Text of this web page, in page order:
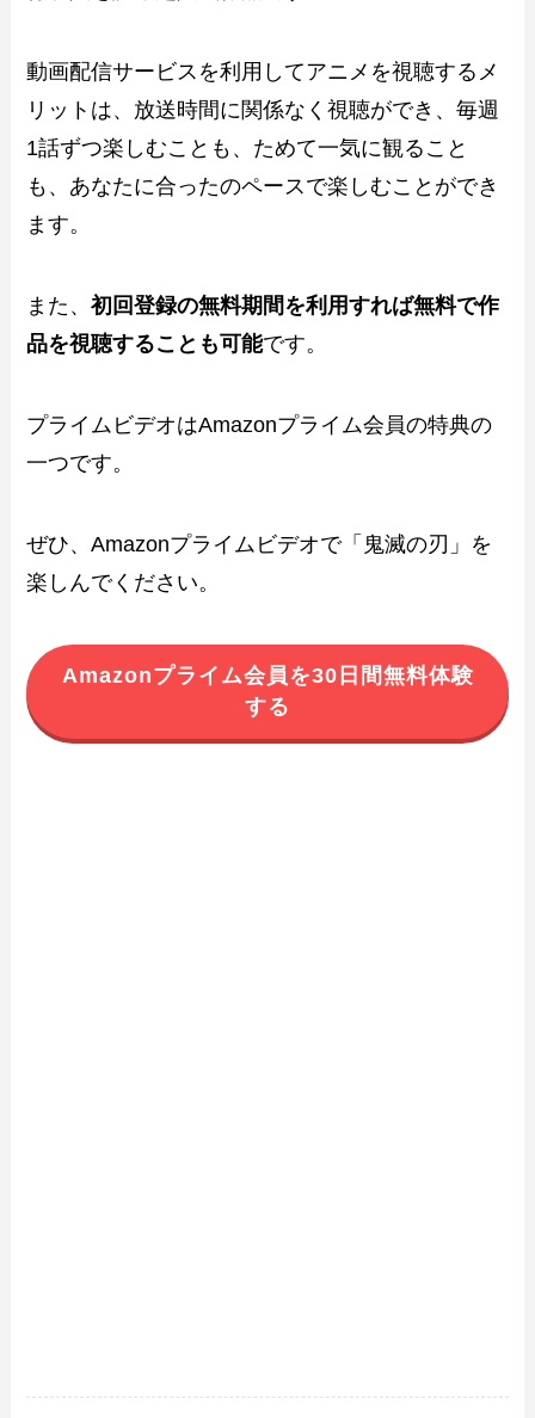
動画配信サービスを利用してアニメを視聴するメ
リットは、放送時間に関係なく視聴ができ、毎週
1話ずつ楽しむことも、ためて一気に観ること
も、あなたに合ったのペースで楽しむことができ
ます。
また、初回登録の無料期間を利用すれば無料で作
品を視聴することも可能です。
プライムビデオはAmazonプライム会員の特典の
一つです。
ぜひ、Amazonプライムビデオで「鬼滅の刃」を
楽しんでください。
Amazonプライム会員を30日間無料体験
する